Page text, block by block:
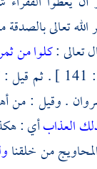
الله تعالى
تعالى :كلوا من
.وقيل : من
العذابأي :
من خلقنا